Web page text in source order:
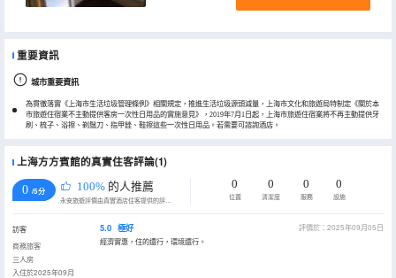
重要資訊
城市重要資訊
為貫徹落實《上海市生活垃圾管理條例》相關規定，推進生活垃圾源頭減量，上海市文化和旅遊局特制定《關於本
市旅遊住宿業不主動提供客房一次性日用品的實施意見》，2019年7月1日起，上海市旅遊住宿業將不再主動提供牙
刷、梳子、浴擦、剃鬚刀、指甲銼、鞋擦這些一次性日用品。若需要可諮詢酒店。
上海方方賓館的真實住客評論(1)
0 /5分 100% 的人推薦
永安旅遊評價由真實酒店住客提供的評價。
0
位置
0
清潔度
0
服務
0
設施
訪客
商務旅客
三人房
入住於2025年09月
5.0 極好
評價於：2025年09月05日
經濟實惠，住的還行，環境還行。